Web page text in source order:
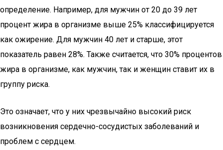
определение. Например, для мужчин от 20 до 39 лет
процент жира в организме выше 25% классифицируется
как ожирение. Для мужчин 40 лет и старше, этот
показатель равен 28%. Также считается, что 30% процентов
жира в организме, как мужчин, так и женщин ставит их в
группу риска.
Это означает, что у них чрезвычайно высокий риск
возникновения сердечно-сосудистых заболеваний и
проблем с сердцем.